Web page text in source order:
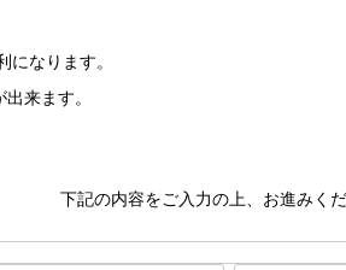
なります。
来ます。
下記の内容をご入力の上、お進みくだ